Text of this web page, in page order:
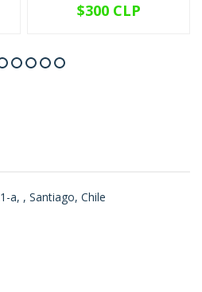
$300 CLP
a, , Santiago, Chile